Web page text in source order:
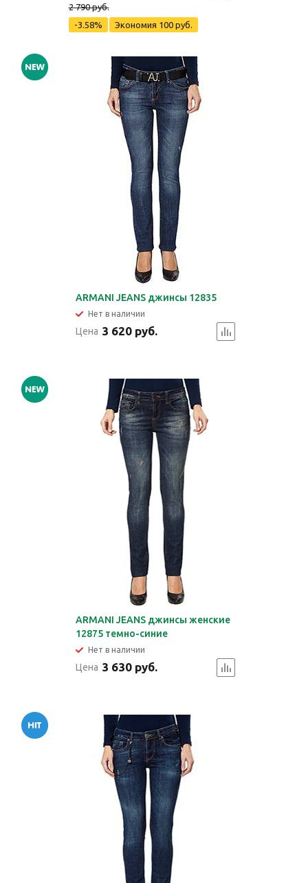
2 790 руб.
-3.58%
Экономия 100 руб.
ARMANI JEANS джинсы 12835
Нет в наличии
Цена 3 620 руб.
ARMANI JEANS джинсы женские
12875 темно-синие
Нет в наличии
Цена 3 630 руб.